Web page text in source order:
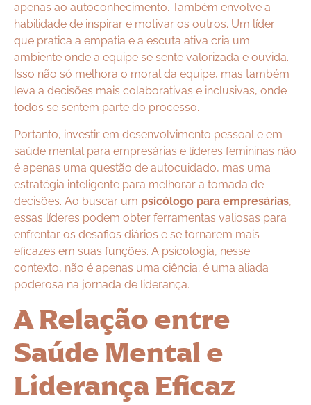
apenas ao autoconhecimento. Também envolve a
habilidade de inspirar e motivar os outros. Um líder
que pratica a empatia e a escuta ativa cria um
ambiente onde a equipe se sente valorizada e ouvida.
Isso não só melhora o moral da equipe, mas também
leva a decisões mais colaborativas e inclusivas, onde
todos se sentem parte do processo.
Portanto, investir em desenvolvimento pessoal e em
saúde mental para empresárias e líderes femininas não
é apenas uma questão de autocuidado, mas uma
estratégia inteligente para melhorar a tomada de
decisões. Ao buscar um psicólogo para empresárias,
essas líderes podem obter ferramentas valiosas para
enfrentar os desafios diários e se tornarem mais
eficazes em suas funções. A psicologia, nesse
contexto, não é apenas uma ciência; é uma aliada
poderosa na jornada de liderança.
A Relação entre
Saúde Mental e
Liderança Eficaz